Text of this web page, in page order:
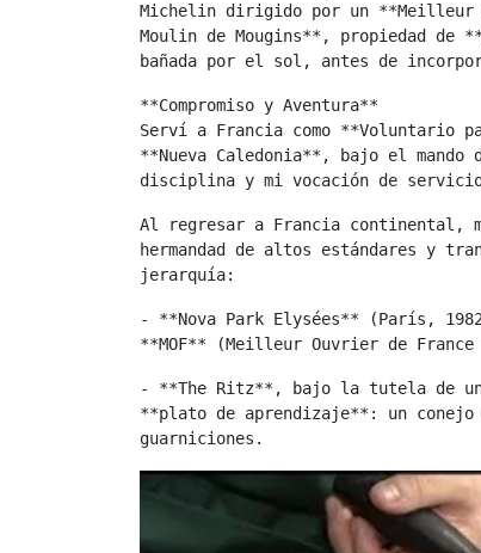
Michelin dirigido por un **Meilleur
Moulin de Mougins**, propiedad de
bañada por el sol, antes de
**Compromiso y Aventura**
Serví a Francia como **Voluntario
**Nueva Caledonia**, bajo el
disciplina y mi vocación de
Al regresar a Francia continental,
hermandad de altos estándares y
jerarquía:
- **Nova Park Elysées** (París,
**MOF** (Meilleur Ouvrier de
- **The Ritz**, bajo la tutela de un
**plato de aprendizaje**: un
guarniciones.